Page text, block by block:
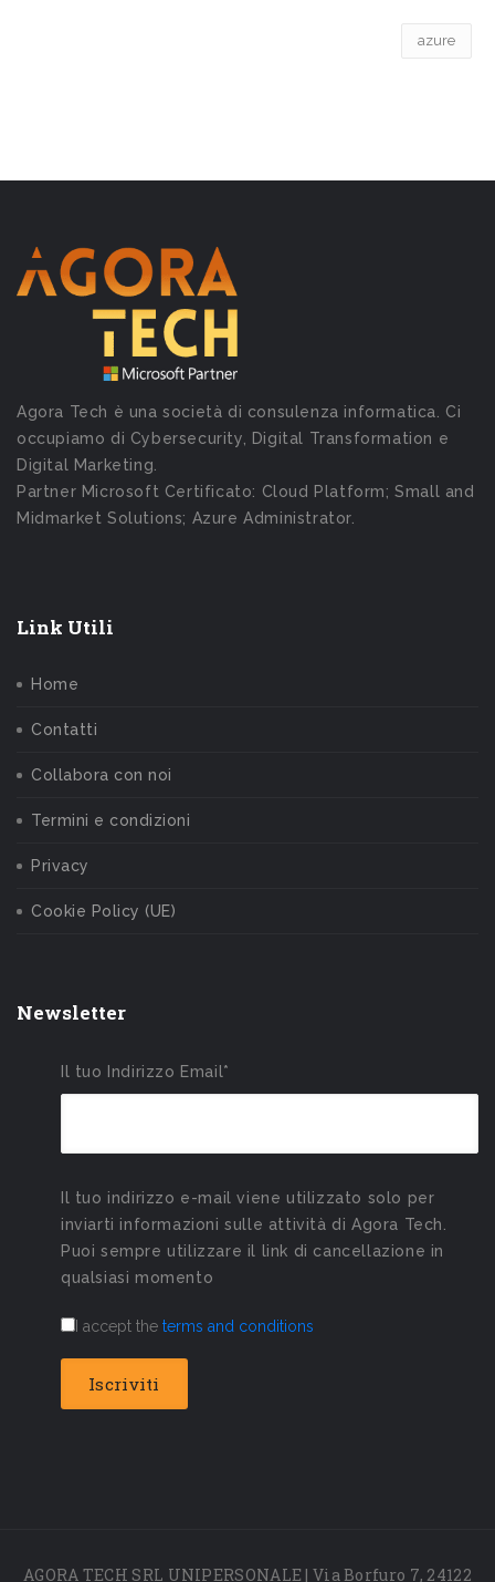
azure
Agora Tech è una società di consulenza informatica. Ci
occupiamo di Cybersecurity, Digital Transformation e
Digital Marketing.
Partner Microsoft Certificato: Cloud Platform; Small and
Midmarket Solutions; Azure Administrator.
Link Utili
Home
Contatti
Collabora con noi
Termini e condizioni
Privacy
Cookie Policy (UE)
Newsletter
Il tuo Indirizzo Email*
Il tuo indirizzo e-mail viene utilizzato solo per
inviarti informazioni sulle attività di Agora Tech.
Puoi sempre utilizzare il link di cancellazione in
qualsiasi momento
I accept the terms and conditions
AGORA TECH SRL UNIPERSONALE | Via Borfuro 7, 24122